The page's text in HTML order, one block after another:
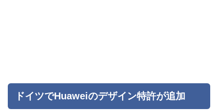
ドイツでHuaweiのデザイン特許が追加